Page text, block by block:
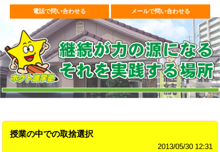
電話で問い合わせる メールで問い合わせる
授業の中での取捨選択
2013/05/30 12:31